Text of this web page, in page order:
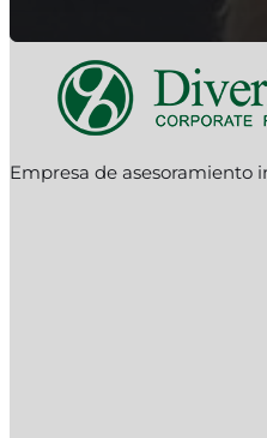
Empresa de asesoramiento